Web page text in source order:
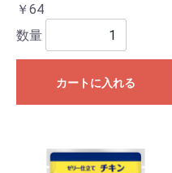
￥64
数量
カートに入れる